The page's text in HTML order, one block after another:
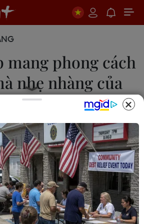
mang phong cách
nhẹ nhàng của
với những bộ vét và áo sơmi
đầu lý tưởng cho bộ sưu tập
tối giản và sắc nét của